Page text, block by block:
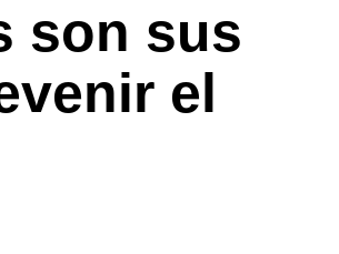
son sus
el